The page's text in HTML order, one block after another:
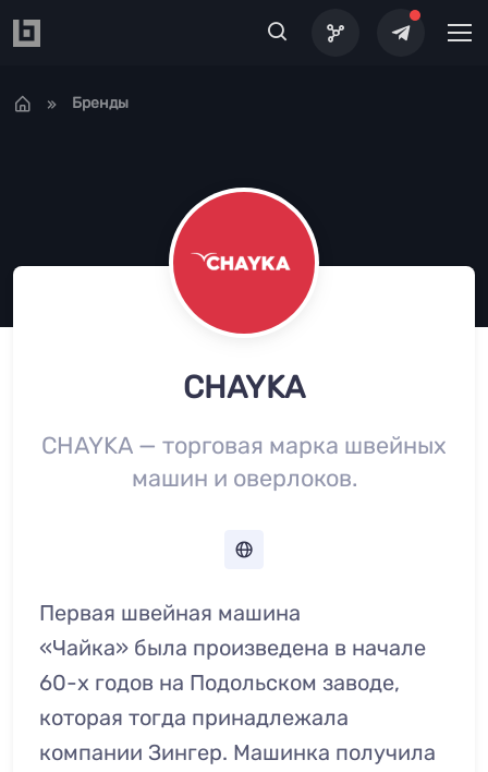
Бренды
CHAYKA
CHAYKA — торговая марка швейных
машин и оверлоков.
Первая швейная машина
«Чайка» была произведена в начале
60-х годов на Подольском заводе,
которая тогда принадлежала
компании Зингер. Машинка получила